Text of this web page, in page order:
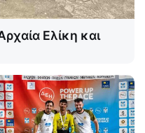
Ελίκη και